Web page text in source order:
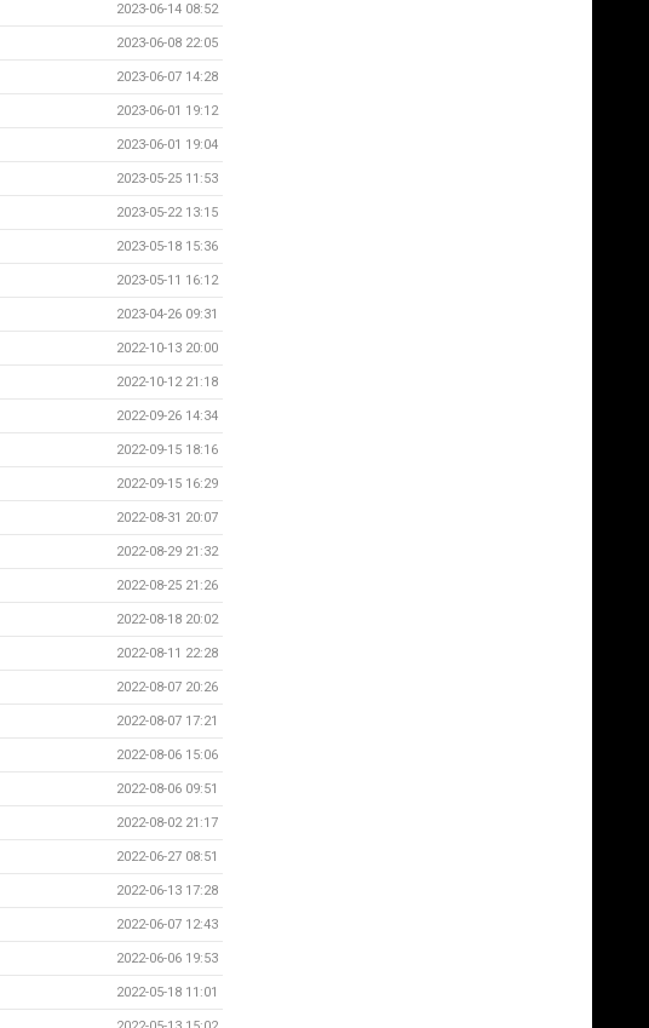
2023-06-14 08:52
2023-06-08 22:05
2023-06-07 14:28
2023-06-01 19:12
2023-06-01 19:04
2023-05-25 11:53
2023-05-22 13:15
2023-05-18 15:36
2023-05-11 16:12
2023-04-26 09:31
2022-10-13 20:00
2022-10-12 21:18
2022-09-26 14:34
2022-09-15 18:16
2022-09-15 16:29
2022-08-31 20:07
2022-08-29 21:32
2022-08-25 21:26
2022-08-18 20:02
2022-08-11 22:28
2022-08-07 20:26
2022-08-07 17:21
2022-08-06 15:06
2022-08-06 09:51
2022-08-02 21:17
2022-06-27 08:51
2022-06-13 17:28
2022-06-07 12:43
2022-06-06 19:53
2022-05-18 11:01